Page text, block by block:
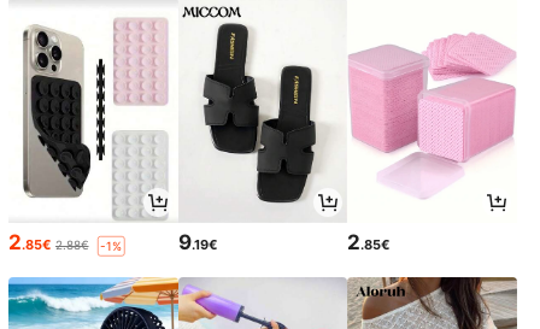
2.85€ 2.88€ -1% 9.19€ 2.85€